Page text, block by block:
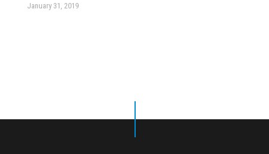
January 31, 2019